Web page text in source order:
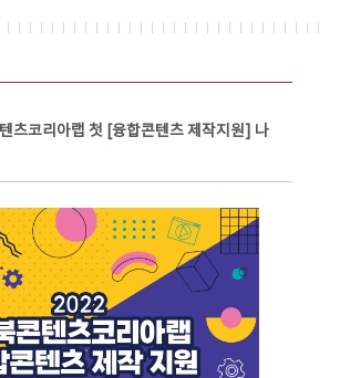
츠코리아랩 첫 [융합콘텐츠 제작지원] 나